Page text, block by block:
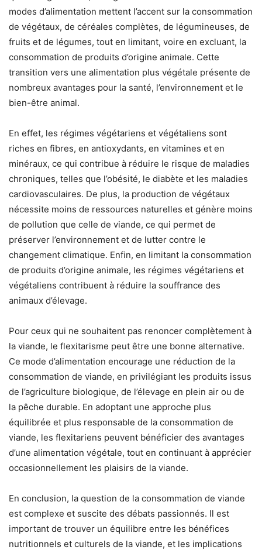
modes d’alimentation mettent l’accent sur la consommation
de végétaux, de céréales complètes, de légumineuses, de
fruits et de légumes, tout en limitant, voire en excluant, la
consommation de produits d’origine animale. Cette
transition vers une alimentation plus végétale présente de
nombreux avantages pour la santé, l’environnement et le
bien-être animal.
En effet, les régimes végétariens et végétaliens sont
riches en fibres, en antioxydants, en vitamines et en
minéraux, ce qui contribue à réduire le risque de maladies
chroniques, telles que l’obésité, le diabète et les maladies
cardiovasculaires. De plus, la production de végétaux
nécessite moins de ressources naturelles et génère moins
de pollution que celle de viande, ce qui permet de
préserver l’environnement et de lutter contre le
changement climatique. Enfin, en limitant la consommation
de produits d’origine animale, les régimes végétariens et
végétaliens contribuent à réduire la souffrance des
animaux d’élevage.
Pour ceux qui ne souhaitent pas renoncer complètement à
la viande, le flexitarisme peut être une bonne alternative.
Ce mode d’alimentation encourage une réduction de la
consommation de viande, en privilégiant les produits issus
de l’agriculture biologique, de l’élevage en plein air ou de
la pêche durable. En adoptant une approche plus
équilibrée et plus responsable de la consommation de
viande, les flexitariens peuvent bénéficier des avantages
d’une alimentation végétale, tout en continuant à apprécier
occasionnellement les plaisirs de la viande.
En conclusion, la question de la consommation de viande
est complexe et suscite des débats passionnés. Il est
important de trouver un équilibre entre les bénéfices
nutritionnels et culturels de la viande, et les implications